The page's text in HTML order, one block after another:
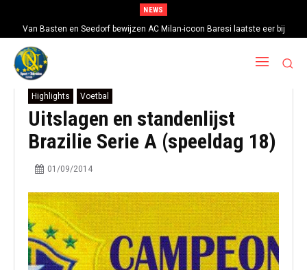
NEWS
Van Basten en Seedorf bewijzen AC Milan-icoon Baresi laatste eer bij
uitvaartdienst in Milaan
Highlights Voetbal
Uitslagen en standenlijst
Brazilie Serie A (speeldag 18)
01/09/2014